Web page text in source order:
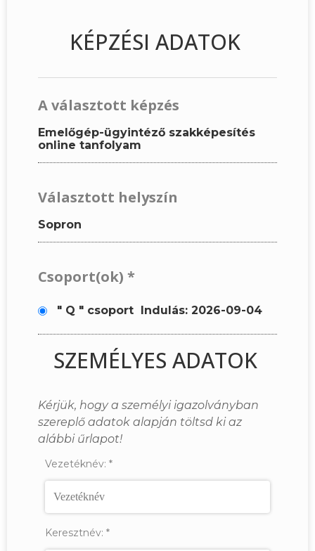
KÉPZÉSI ADATOK
A választott képzés
Emelőgép-ügyintéző szakképesítés
online tanfolyam
Választott helyszín
Sopron
Csoport(ok) *
" Q " csoport Indulás: 2026-09-04
SZEMÉLYES ADATOK
Kérjük, hogy a személyi igazolványban
szereplő adatok alapján töltsd ki az
alábbi űrlapot!
Vezetéknév: *
Keresztnév: *